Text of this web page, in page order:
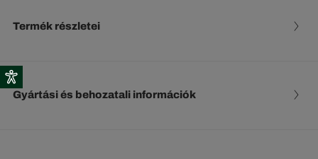
Termék részletei
Gyártási és behozatali információk